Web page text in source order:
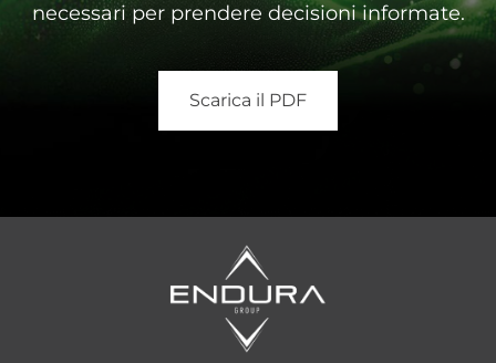
necessari per prendere decisioni informate.
Scarica il PDF